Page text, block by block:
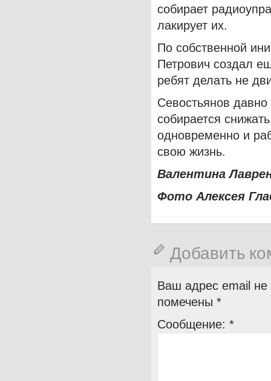
собирает
лакирует их.
По собственной
Петрович создал
ребят делать не
Севостьянов
собирается
одновременно и
свою жизнь.
Валентина
Фото Алексея
Добавить
Ваш адрес email не
помечены *
Сообщение: *